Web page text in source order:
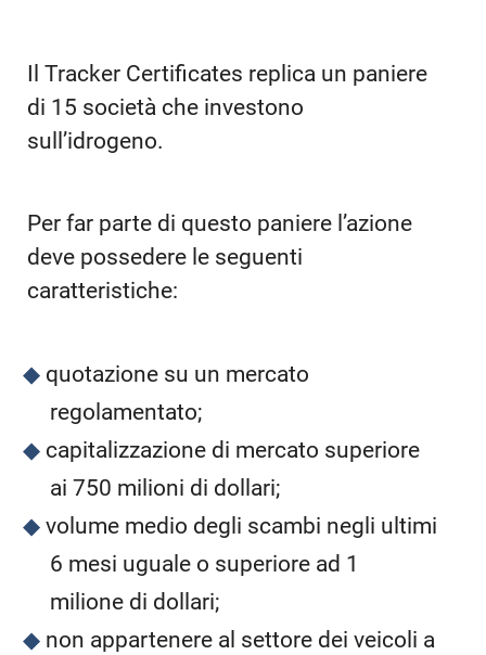
Il Tracker Certificates replica un paniere
di 15 società che investono
sull’idrogeno.
Per far parte di questo paniere l’azione
deve possedere le seguenti
caratteristiche:
quotazione su un mercato
regolamentato;
capitalizzazione di mercato superiore
ai 750 milioni di dollari;
volume medio degli scambi negli ultimi
6 mesi uguale o superiore ad 1
milione di dollari;
non appartenere al settore dei veicoli a